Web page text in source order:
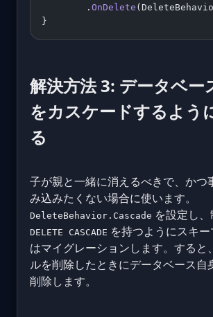
        .
OnDelete
}
解決方法 3: データベー
をカスケードするよう
る
子が親と一緒に消えるべきで、かつ
み込みたくない場合に使います。
DeleteBehavior.Cascade を設定し
DELETE CASCADE を持つようにスキ
はマイグレーションします。すると
ルを削除したときにデータベース自
削除します。